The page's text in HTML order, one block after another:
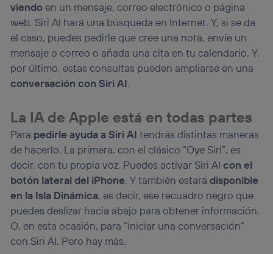
viendoen un mensaje, correo electrónico o página
web. Siri AI hará una búsqueda en Internet. Y, si se da
el caso, puedes pedirle que cree una nota, envíe un
mensaje o correo o añada una cita en tu calendario. Y,
por último, estas consultas pueden ampliarse en una
conversación con Siri AI.
La IA de Apple está en todas partes
Para pedirle ayuda a Siri AI tendrás distintas maneras
de hacerlo. La primera, con el clásico “Oye Siri”, es
decir, con tu propia voz. Puedes activar Siri AIcon el
botón lateral del iPhone. Y también estarádisponible
en la Isla Dinámica, es decir, ese recuadro negro que
puedes deslizar hacia abajo para obtener información.
O, en esta ocasión, para “iniciar una conversación”
con Siri AI. Pero hay más.